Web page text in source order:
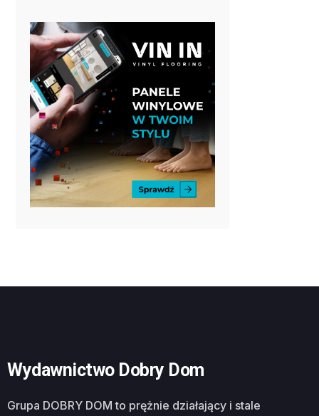
Wydawnictwo Dobry Dom
Grupa DOBRY DOM to prężnie działający i stale